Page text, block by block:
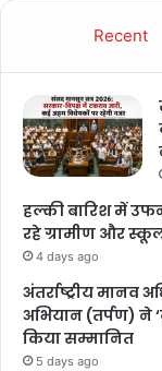
Recent
हल्की बारिश में
रहे ग्रामीण और
4 days ago
अंतर्राष्ट्रीय
अभियान (तर्पण) ने
किया सम्मानित
5 days ago